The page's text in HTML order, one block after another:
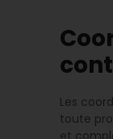
Les
toute